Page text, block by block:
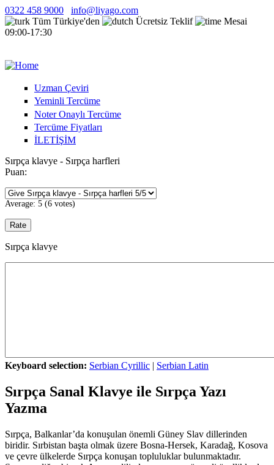
Skip to main content
0322 458 9000
info@liyago.com
Tüm Türkiye'den
Ücretsiz Teklif
Mesai
09:00-17:30
Uzman Çeviri
Yeminli Tercüme
Noter Onaylı Tercüme
Tercüme Fiyatları
İLETİŞİM
Sırpça klavye - Sırpça harfleri
Puan:
Average: 5 (6 votes)
Sırpça klavye
Keyboard selection: Serbian Cyrillic | Serbian Latin
Sırpça Sanal Klavye ile Sırpça Yazı
Yazma
Sırpça, Balkanlar’da konuşulan önemli Güney Slav dillerinden
biridir. Sırbistan başta olmak üzere Bosna-Hersek, Karadağ, Kosova
ve çevre ülkelerde Sırpça konuşan topluluklar bulunmaktadır.